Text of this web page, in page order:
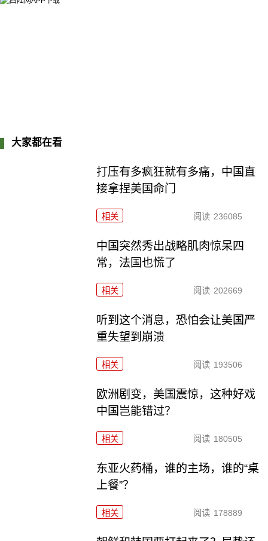
大家都在看
打压有多疯狂就有多痛，中国直
接拿捏美国命门
相关 阅读 236085
中国突然秀出战略肌肉惊呆四
常，法国也慌了
相关 阅读 202669
听到这个消息，恐怕会让美国严
重失望到崩溃
相关 阅读 193506
欧洲剧变，美国震惊，这种好戏
中国岂能错过？
相关 阅读 180505
东亚火药桶，谁的主场，谁的“桌
上餐”？
相关 阅读 178889